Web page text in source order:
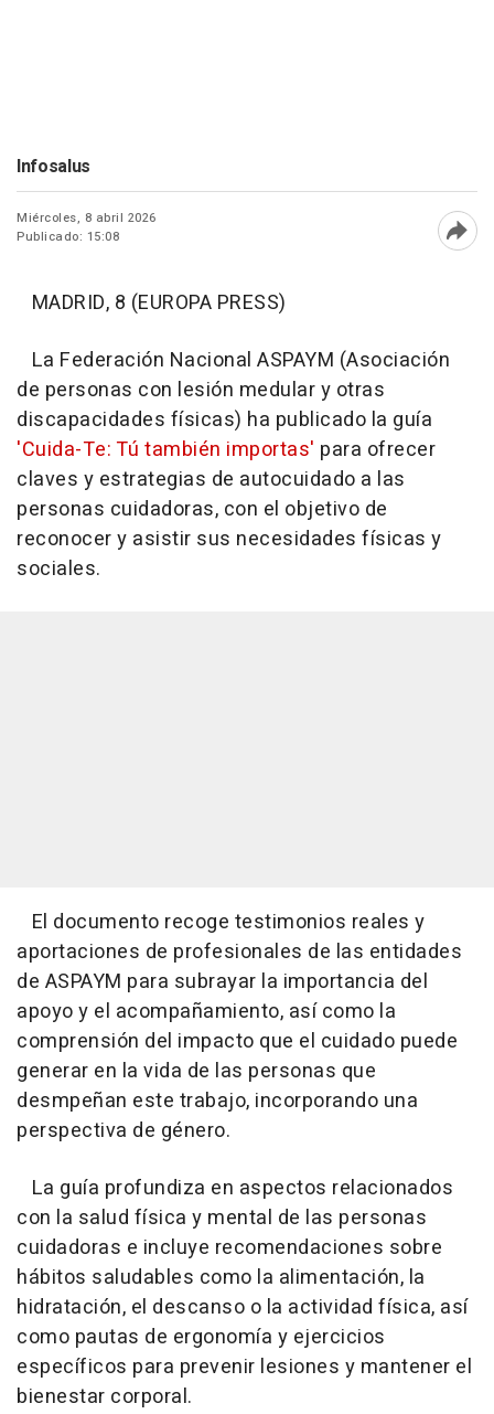
Infosalus
Miércoles, 8 abril 2026
Publicado: 15:08
MADRID, 8 (EUROPA PRESS)
La Federación Nacional ASPAYM (Asociación
de personas con lesión medular y otras
discapacidades físicas) ha publicado la guía
'Cuida-Te: Tú también importas' para ofrecer
claves y estrategias de autocuidado a las
personas cuidadoras, con el objetivo de
reconocer y asistir sus necesidades físicas y
sociales.
El documento recoge testimonios reales y
aportaciones de profesionales de las entidades
de ASPAYM para subrayar la importancia del
apoyo y el acompañamiento, así como la
comprensión del impacto que el cuidado puede
generar en la vida de las personas que
desmpeñan este trabajo, incorporando una
perspectiva de género.
La guía profundiza en aspectos relacionados
con la salud física y mental de las personas
cuidadoras e incluye recomendaciones sobre
hábitos saludables como la alimentación, la
hidratación, el descanso o la actividad física, así
como pautas de ergonomía y ejercicios
específicos para prevenir lesiones y mantener el
bienestar corporal.